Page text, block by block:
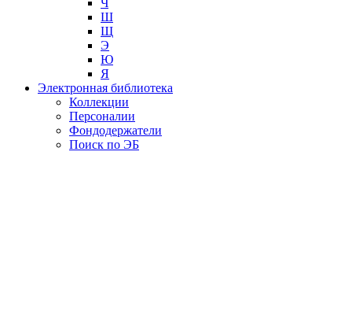
Ш
Щ
Э
Ю
Я
Электронная библиотека
Коллекции
Персоналии
Фондодержатели
Поиск по ЭБ